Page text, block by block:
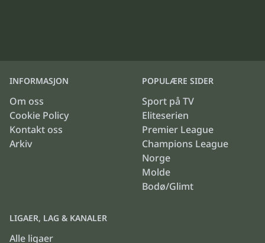
INFORMASJON
Om oss
Cookie Policy
Kontakt oss
Arkiv
POPULÆRE SIDER
Sport på TV
Eliteserien
Premier League
Champions League
Norge
Molde
Bodø/Glimt
LIGAER, LAG & KANALER
Alle ligaer